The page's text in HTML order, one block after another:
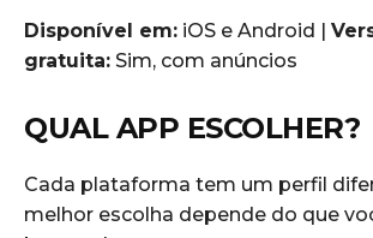
Disponível em: iOS e Android |
gratuita: Sim, com anúncios
QUAL APP ESCOLHER?
Cada plataforma tem um perfil
melhor escolha depende do que